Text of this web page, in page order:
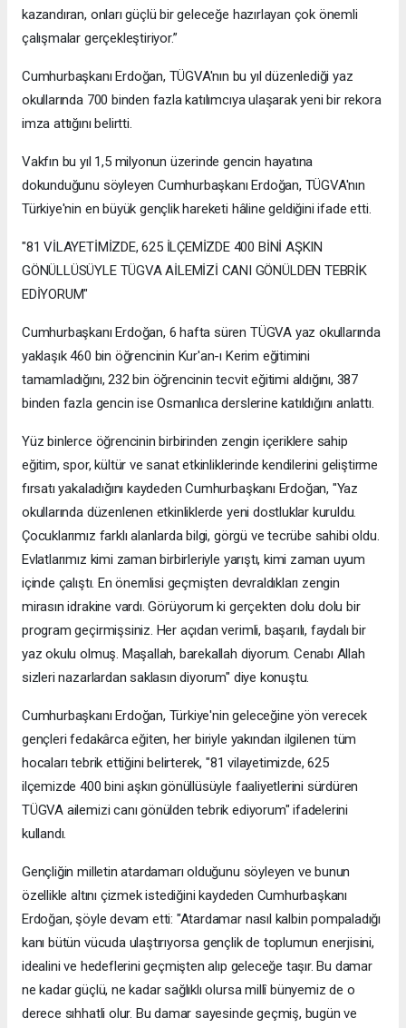
kazandıran, onları güçlü bir geleceğe hazırlayan çok önemli
çalışmalar gerçekleştiriyor.”
Cumhurbaşkanı Erdoğan, TÜGVA'nın bu yıl düzenlediği yaz
okullarında 700 binden fazla katılımcıya ulaşarak yeni bir rekora
imza attığını belirtti.
Vakfın bu yıl 1,5 milyonun üzerinde gencin hayatına
dokunduğunu söyleyen Cumhurbaşkanı Erdoğan, TÜGVA'nın
Türkiye'nin en büyük gençlik hareketi hâline geldiğini ifade etti.
"81 VİLAYETİMİZDE, 625 İLÇEMİZDE 400 BİNİ AŞKIN
GÖNÜLLÜSÜYLE TÜGVA AİLEMİZİ CANI GÖNÜLDEN TEBRİK
EDİYORUM"
Cumhurbaşkanı Erdoğan, 6 hafta süren TÜGVA yaz okullarında
yaklaşık 460 bin öğrencinin Kur'an-ı Kerim eğitimini
tamamladığını, 232 bin öğrencinin tecvit eğitimi aldığını, 387
binden fazla gencin ise Osmanlıca derslerine katıldığını anlattı.
Yüz binlerce öğrencinin birbirinden zengin içeriklere sahip
eğitim, spor, kültür ve sanat etkinliklerinde kendilerini geliştirme
fırsatı yakaladığını kaydeden Cumhurbaşkanı Erdoğan, "Yaz
okullarında düzenlenen etkinliklerde yeni dostluklar kuruldu.
Çocuklarımız farklı alanlarda bilgi, görgü ve tecrübe sahibi oldu.
Evlatlarımız kimi zaman birbirleriyle yarıştı, kimi zaman uyum
içinde çalıştı. En önemlisi geçmişten devraldıkları zengin
mirasın idrakine vardı. Görüyorum ki gerçekten dolu dolu bir
program geçirmişsiniz. Her açıdan verimli, başarılı, faydalı bir
yaz okulu olmuş. Maşallah, barekallah diyorum. Cenabı Allah
sizleri nazarlardan saklasın diyorum" diye konuştu.
Cumhurbaşkanı Erdoğan, Türkiye'nin geleceğine yön verecek
gençleri fedakârca eğiten, her biriyle yakından ilgilenen tüm
hocaları tebrik ettiğini belirterek, "81 vilayetimizde, 625
ilçemizde 400 bini aşkın gönüllüsüyle faaliyetlerini sürdüren
TÜGVA ailemizi canı gönülden tebrik ediyorum" ifadelerini
kullandı.
Gençliğin milletin atardamarı olduğunu söyleyen ve bunun
özellikle altını çizmek istediğini kaydeden Cumhurbaşkanı
Erdoğan, şöyle devam etti: "Atardamar nasıl kalbin pompaladığı
kanı bütün vücuda ulaştırıyorsa gençlik de toplumun enerjisini,
idealini ve hedeflerini geçmişten alıp geleceğe taşır. Bu damar
ne kadar güçlü, ne kadar sağlıklı olursa millî bünyemiz de o
derece sıhhatli olur. Bu damar sayesinde geçmiş, bugün ve